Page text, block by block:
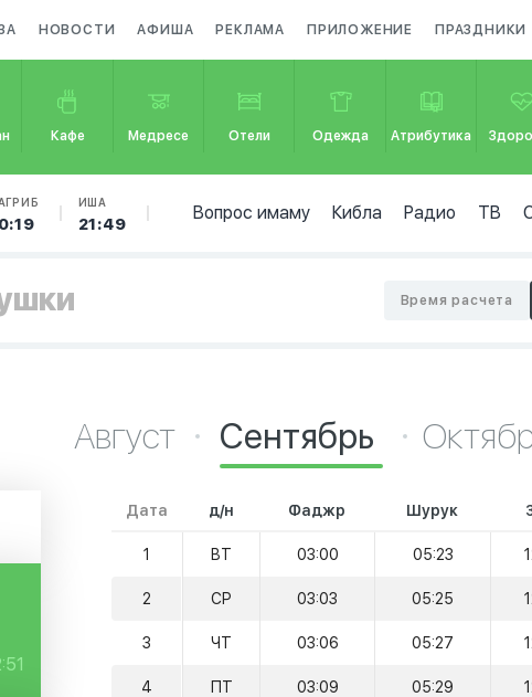
НОВОСТИ АФИША РЕКЛАМА ПРИЛОЖЕНИЕ ПРАЗДНИКИ
Кафе Медресе Отели Одежда Атрибутика
ИША
21:49
Вопрос имаму Кибла Радио ТВ
Время расчета
Август Сентябрь
Дата д/н Фаджр Шурук
1 ВТ 03:00 05:23
2 СР 03:03 05:25
3 ЧТ 03:06 05:27
4 ПТ 03:09 05:29